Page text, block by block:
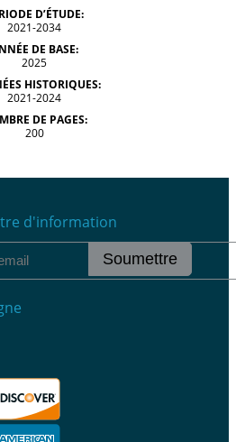
D’ÉTUDE:
2021-2034
DE BASE:
2025
HISTORIQUES:
2021-2024
DE PAGES:
200
d'information
Soumettre